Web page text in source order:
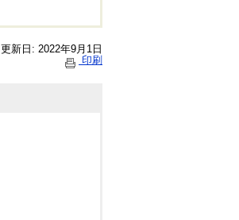
更新日: 2022年9月1日
印刷